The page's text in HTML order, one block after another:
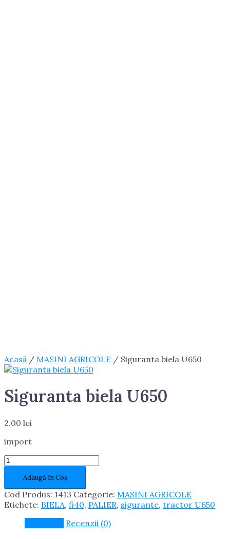
Acasă / MASINI AGRICOLE / Siguranta biela U650
Siguranta biela U650
2.00 lei
import
Cantitate
Siguranta
U650
Adaugă în Coș
Cod Produs: 1413 Categorie: MASINI AGRICOLE
Etichete: BIELA, fi40, PALIER, sigurante, tractor U650
Recenzii (0)